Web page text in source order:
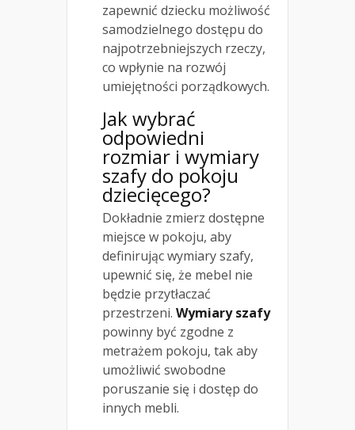
zapewnić dziecku możliwość
samodzielnego dostępu do
najpotrzebniejszych rzeczy,
co wpłynie na rozwój
umiejętności porządkowych.
Jak wybrać
odpowiedni
rozmiar i wymiary
szafy do pokoju
dziecięcego?
Dokładnie zmierz dostępne
miejsce w pokoju, aby
definirując wymiary szafy,
upewnić się, że mebel nie
będzie przytłaczać
przestrzeni. Wymiary szafy
powinny być zgodne z
metrażem pokoju, tak aby
umożliwić swobodne
poruszanie się i dostęp do
innych mebli.